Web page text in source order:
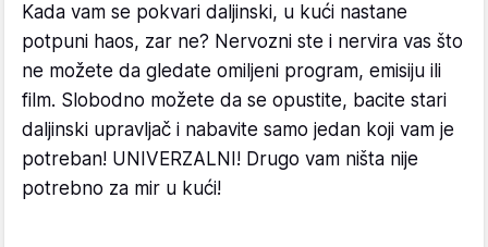
Kada vam se pokvari daljinski, u kući nastane
potpuni haos, zar ne? Nervozni ste i nervira vas što
ne možete da gledate omiljeni program, emisiju ili
film. Slobodno možete da se opustite, bacite stari
daljinski upravljač i nabavite samo jedan koji vam je
potreban! UNIVERZALNI! Drugo vam ništa nije
potrebno za mir u kući!